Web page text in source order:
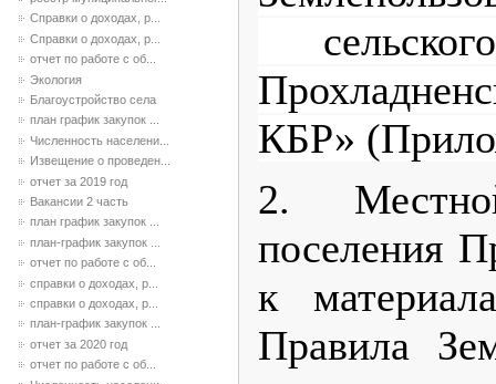
Справки о доходах, р...
Справки о доходах, р...
отчет по работе с об...
Экология
Благоустройство села
план график закупок ...
Численность населени...
Извещение о проведен...
отчет за 2019 год
Вакансии 2 часть
план график закупок ...
план-график закупок ...
отчет по работе с об...
справки о доходах, р...
справки о доходах, р...
план-график закупок ...
отчет за 2020 год
отчет по работе с об...
КБР»
2.
поселения
к
Правила